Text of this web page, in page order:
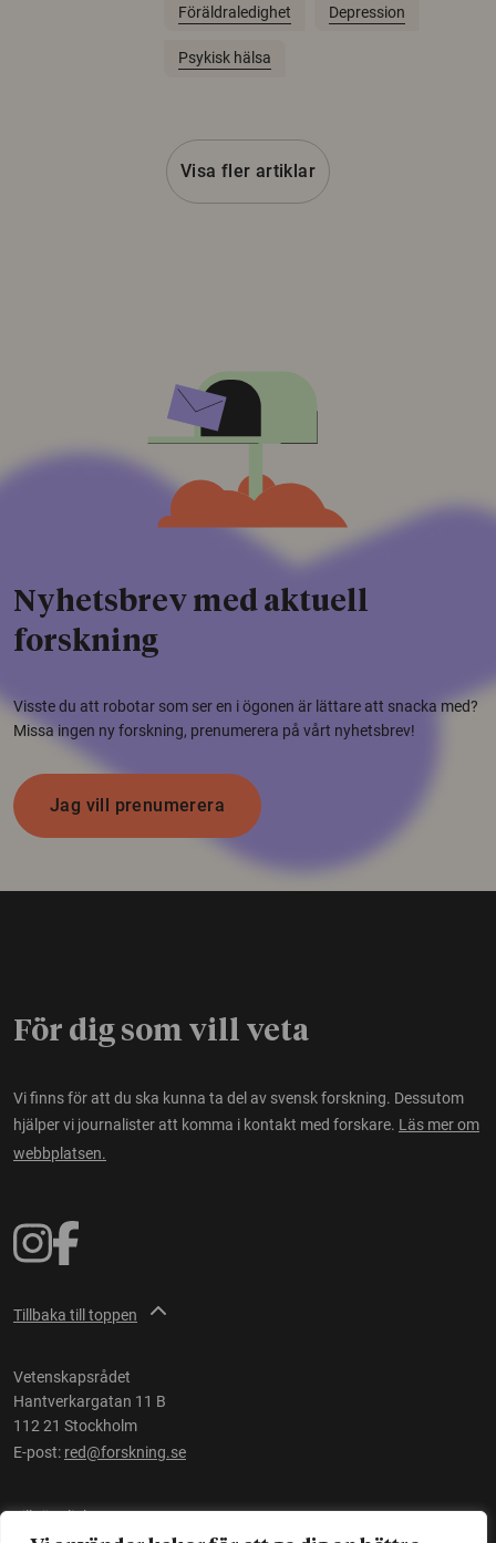
Föräldraledighet Depression
Psykisk hälsa
Visa fler artiklar
Nyhetsbrev med aktuell
forskning
Visste du att robotar som ser en i ögonen är lättare att snacka med?
Missa ingen ny forskning, prenumerera på vårt nyhetsbrev!
Jag vill prenumerera
För dig som vill veta
Vi finns för att du ska kunna ta del av svensk forskning. Dessutom
hjälper vi journalister att komma i kontakt med forskare. Läs mer om
webbplatsen.
Tillbaka till toppen
Vetenskapsrådet
Hantverkargatan 11 B
112 21 Stockholm
E-post: red@forskning.se
Tillgänglighet